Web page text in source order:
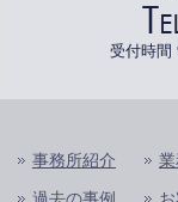
受付時間
事務所紹介